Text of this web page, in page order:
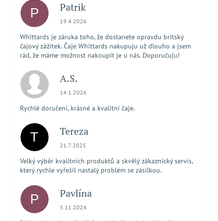
P Patrik
Hodnocení obchodu je 5 z 5 hvězdiček.
19.4.2026
Whittards je záruka toho, že dostanete opravdu britský
čajový zážitek. Čaje Whittards nakupuju už dlouho a jsem
rád, že máme možnost nakoupit je u nás. Doporučuju!
A.S.
Hodnocení obchodu je 5 z 5 hvězdiček.
14.1.2026
Rychlé doručení, krásné a kvalitní čaje.
T Tereza
Hodnocení obchodu je 5 z 5 hvězdiček.
21.7.2025
Velký výběr kvalitních produktů a skvělý zákaznický servis,
který rychle vyřešil nastalý problém se zásilkou.
P Pavlína
Hodnocení obchodu je 5 z 5 hvězdiček.
5.11.2024